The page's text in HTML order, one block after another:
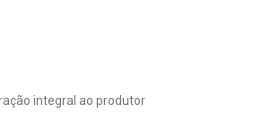
integral ao produtor